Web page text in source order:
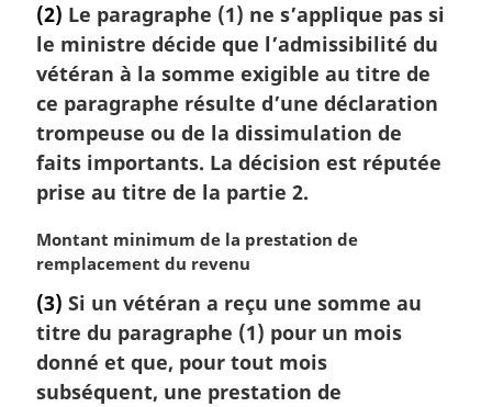
t
e
m
a
g
i
n
l
e
(2) Le paragraphe (1) ne s’applique pas si
le ministre décide que l’admissibilité du
vétéran à la somme exigible au titre de
ce paragraphe résulte d’une déclaration
trompeuse ou de la dissimulation de
faits importants. La décision est réputée
prise au titre de la partie 2.
N
o
e
m
a
r
Montant minimum de la prestation de
remplacement du revenu
(3) Si un vétéran a reçu une somme au
titre du paragraphe (1) pour un mois
donné et que, pour tout mois
subséquent, une prestation de